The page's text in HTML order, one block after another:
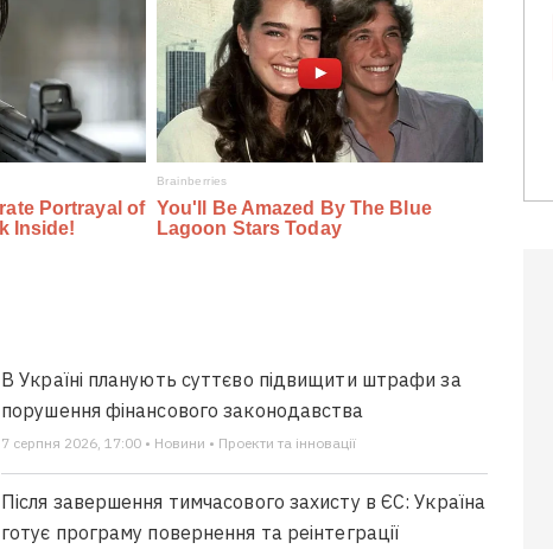
В Україні планують суттєво підвищити штрафи за
порушення фінансового законодавства
7 серпня 2026, 17:00 • Новини • Проекти та інновації
Після завершення тимчасового захисту в ЄС: Україна
готує програму повернення та реінтеграції